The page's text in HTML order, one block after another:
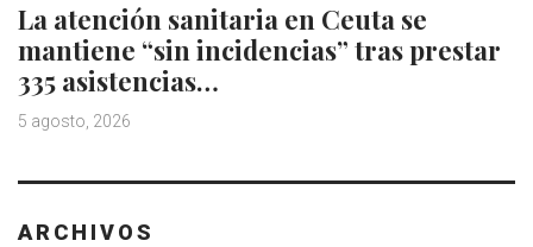
La atención sanitaria en Ceuta se
mantiene “sin incidencias” tras prestar
335 asistencias…
5 agosto, 2026
ARCHIVOS